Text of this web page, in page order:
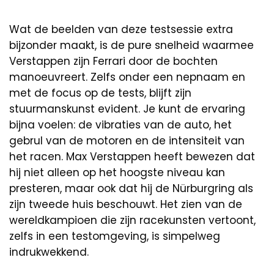
Wat de beelden van deze testsessie extra
bijzonder maakt, is de pure snelheid waarmee
Verstappen zijn Ferrari door de bochten
manoeuvreert. Zelfs onder een nepnaam en
met de focus op de tests, blijft zijn
stuurmanskunst evident. Je kunt de ervaring
bijna voelen: de vibraties van de auto, het
gebrul van de motoren en de intensiteit van
het racen. Max Verstappen heeft bewezen dat
hij niet alleen op het hoogste niveau kan
presteren, maar ook dat hij de Nürburgring als
zijn tweede huis beschouwt. Het zien van de
wereldkampioen die zijn racekunsten vertoont,
zelfs in een testomgeving, is simpelweg
indrukwekkend.